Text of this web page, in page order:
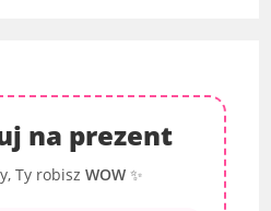
na prezent
Ty robisz WOW✨